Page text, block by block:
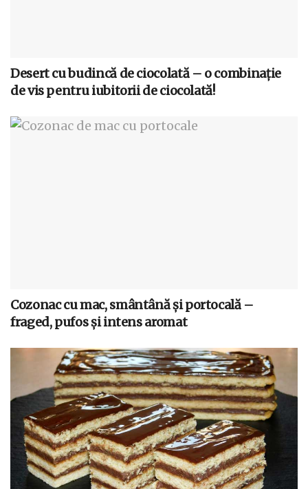
Desert cu budincă de ciocolată – o combinație
de vis pentru iubitorii de ciocolată!
Cozonac cu mac, smântână și portocală –
fraged, pufos și intens aromat